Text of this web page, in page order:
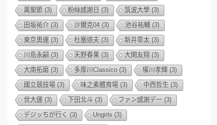
萬聖節 (3) 粉絲感謝日 (3) 筑波大學 (3)
田坂祐介 (3) 沙爾克04 (3) 池谷祐輔 (3)
東京奧運 (3) 杜塞道夫 (3) 新井章太 (3)
川島永嗣 (3) 天野春果 (3) 大関友翔 (3)
大南拓磨 (3) 多摩川Classico (3) 塚川孝輝 (3)
國立競技場 (3) 味之素體育場 (3) 中西哲生 (3)
世大運 (3) 下田北斗 (3) ファン感謝デー (3)
デジッちが行く (3) Ungirls (3)